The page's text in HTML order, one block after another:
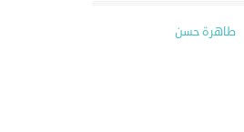
طاهرة حسن